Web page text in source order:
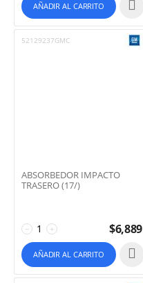
AÑADIR AL CARRITO
52129237GMC
ABSORBEDOR IMPACTO
TRASERO (17/)
+
− $6,889
AÑADIR AL CARRITO